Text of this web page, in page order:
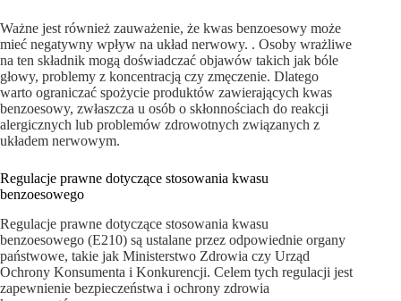
Ważne jest również zauważenie, że kwas benzoesowy może
mieć negatywny wpływ na układ nerwowy. . Osoby wrażliwe
na ten składnik mogą doświadczać objawów takich jak bóle
głowy, problemy z koncentracją czy zmęczenie. Dlatego
warto ograniczać spożycie produktów zawierających kwas
benzoesowy, zwłaszcza u osób o skłonnościach do reakcji
alergicznych lub problemów zdrowotnych związanych z
układem nerwowym.
Regulacje prawne dotyczące stosowania kwasu
benzoesowego
Regulacje prawne dotyczące stosowania kwasu
benzoesowego (E210) są ustalane przez odpowiednie organy
państwowe, takie jak Ministerstwo Zdrowia czy Urząd
Ochrony Konsumenta i Konkurencji. Celem tych regulacji jest
zapewnienie bezpieczeństwa i ochrony zdrowia